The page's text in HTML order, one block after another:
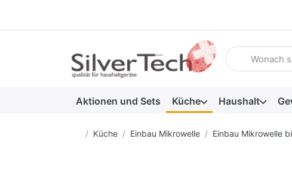
Geben Sie
Aktionen und Sets Küche Haushalt
Startseite
Küche Einbau Mikrowelle Einbau Mikrowelle